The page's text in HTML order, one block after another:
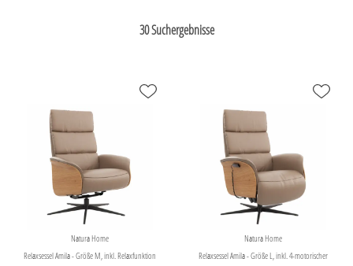
30 Suchergebnisse
Natura Home
Relaxsessel Amila - Größe M, inkl. Relaxfunktion
Natura Home
Relaxsessel Amila - Größe L, inkl. 4-motorischer